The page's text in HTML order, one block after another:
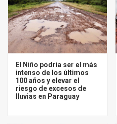
El Niño podría ser el más
intenso de los últimos
100 años y elevar el
riesgo de excesos de
lluvias en Paraguay